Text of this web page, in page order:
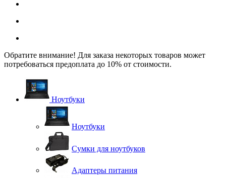
Обратите внимание! Для заказа некоторых товаров может
потребоваться предоплата до 10% от стоимости.
Ноутбуки
Ноутбуки
Сумки для ноутбуков
Адаптеры питания